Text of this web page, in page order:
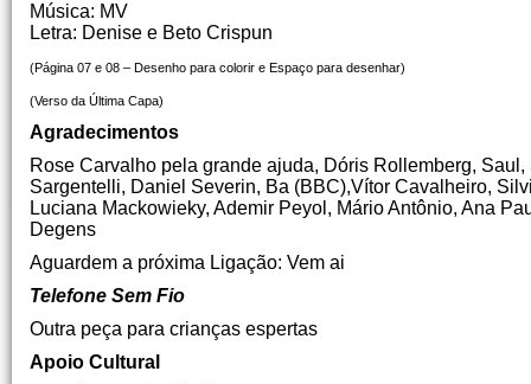
Música: MV
Letra: Denise e Beto Crispun
(Página 07 e 08 – Desenho para colorir e Espaço para desenhar)
(Verso da Última Capa)
Agradecimentos
Rose Carvalho pela grande ajuda, Dóris Rollemberg,
Sargentelli, Daniel Severin, Ba (BBC),Vítor Cavalheiro,
Luciana Mackowieky, Ademir Peyol, Mário Antônio, Ana
Degens
Aguardem a próxima Ligação: Vem ai
Telefone Sem Fio
Outra peça para crianças espertas
Apoio Cultural